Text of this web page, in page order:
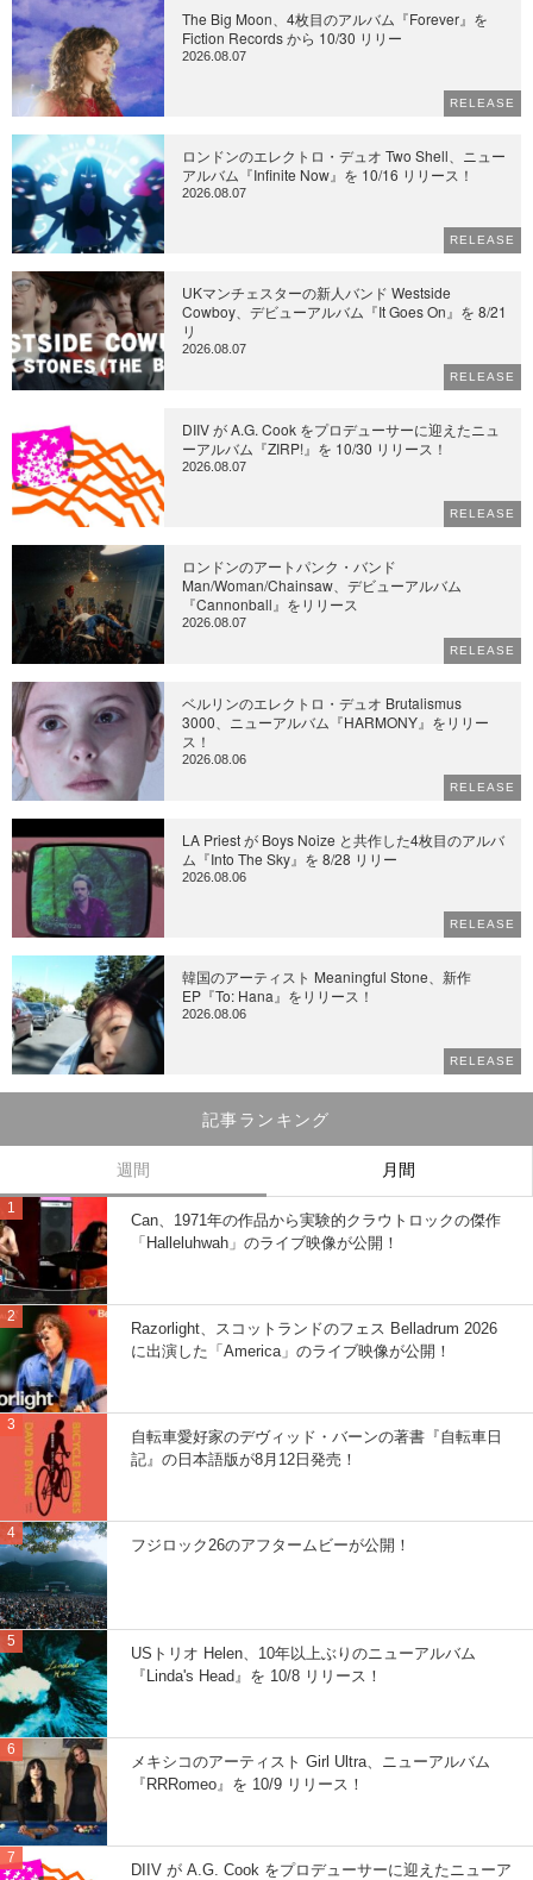
The Big Moon、4枚目のアルバム『Forever』を
Fiction Records から 10/30 リリー
2026.08.07
RELEASE
ロンドンのエレクトロ・デュオ Two Shell、ニュー
アルバム『Infinite Now』を 10/16 リリース！
2026.08.07
RELEASE
UKマンチェスターの新人バンド Westside
Cowboy、デビューアルバム『It Goes On』を 8/21
リ
2026.08.07
RELEASE
DIIV が A.G. Cook をプロデューサーに迎えたニュ
ーアルバム『ZIRP!』を 10/30 リリース！
2026.08.07
RELEASE
ロンドンのアートパンク・バンド
Man/Woman/Chainsaw、デビューアルバム
『Cannonball』をリリース
2026.08.07
RELEASE
ベルリンのエレクトロ・デュオ Brutalismus
3000、ニューアルバム『HARMONY』をリリー
ス！
2026.08.06
RELEASE
LA Priest が Boys Noize と共作した4枚目のアルバ
ム『Into The Sky』を 8/28 リリー
2026.08.06
RELEASE
韓国のアーティスト Meaningful Stone、新作
EP『To: Hana』をリリース！
2026.08.06
RELEASE
記事ランキング
週間 月間
Can、1971年の作品から実験的クラウトロックの傑作
「Halleluhwah」のライブ映像が公開！
Razorlight、スコットランドのフェス Belladrum 2026
に出演した「America」のライブ映像が公開！
自転車愛好家のデヴィッド・バーンの著書『自転車日
記』の日本語版が8月12日発売！
フジロック26のアフタームビーが公開！
USトリオ Helen、10年以上ぶりのニューアルバム
『Linda's Head』を 10/8 リリース！
メキシコのアーティスト Girl Ultra、ニューアルバム
『RRRomeo』を 10/9 リリース！
DIIV が A.G. Cook をプロデューサーに迎えたニューア